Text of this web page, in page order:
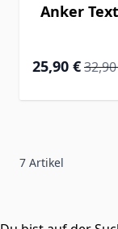
Anker
Special Price
25,90 €
7 Artikel